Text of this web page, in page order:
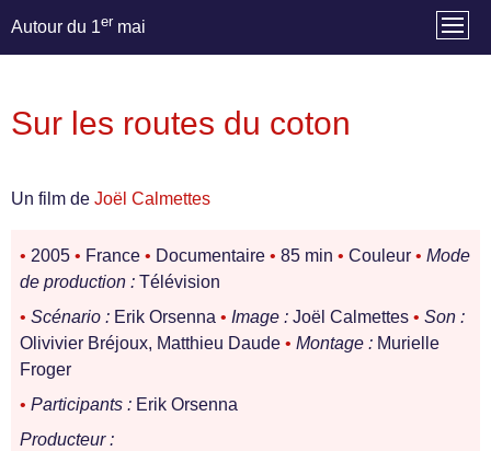
Autour du 1er mai
Sur les routes du coton
Un film de Joël Calmettes
• 2005 • France • Documentaire • 85 min • Couleur • Mode
de production : Télévision
• Scénario : Erik Orsenna • Image : Joël Calmettes • Son :
Olivivier Bréjoux, Matthieu Daude • Montage : Murielle
Froger
• Participants : Erik Orsenna
Producteur :